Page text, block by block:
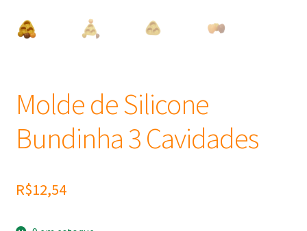
Óleos
Molde de Silicone
Bundinha 3 Cavidades
R$12,54